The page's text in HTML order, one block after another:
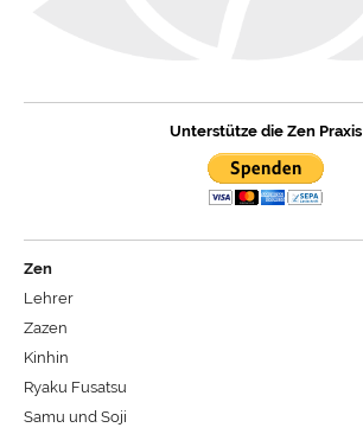
Unterstütze die Zen Praxis
Zen
Lehrer
Zazen
Kinhin
Ryaku Fusatsu
Samu und Soji